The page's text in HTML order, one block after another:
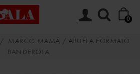
0
/
MARCO MAMÁ / ABUELA FORMATO
BANDEROLA